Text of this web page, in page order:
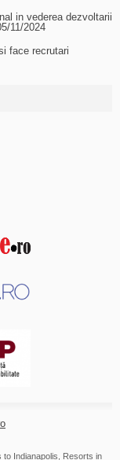
in vederea dezvoltarii
11/2024
face recrutari
to Indianapolis Resorts in